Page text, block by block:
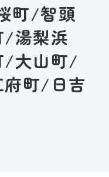
町/智頭
湯梨浜
/大山町/
町/日吉